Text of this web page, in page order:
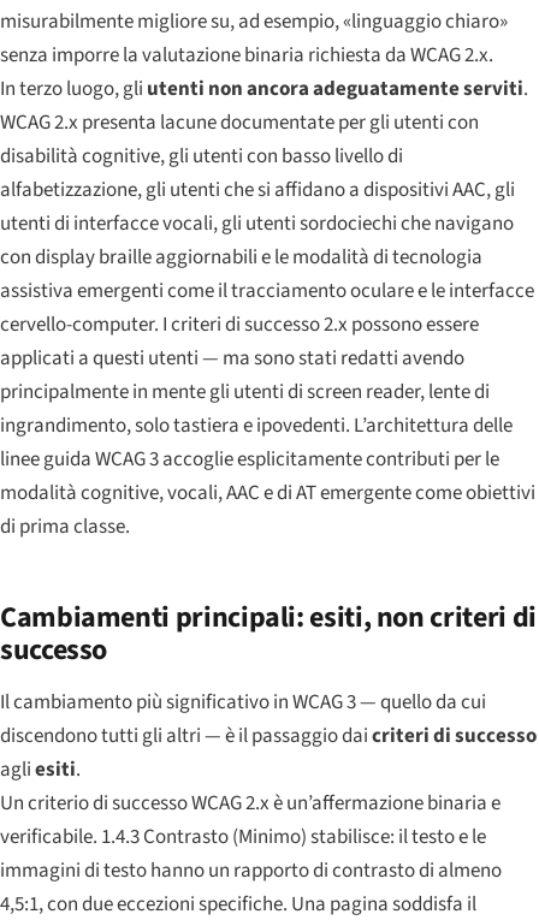
misurabilmente migliore su, ad esempio, «linguaggio chiaro»
senza imporre la valutazione binaria richiesta da WCAG 2.x.
In terzo luogo, gli utenti non ancora adeguatamente serviti.
WCAG 2.x presenta lacune documentate per gli utenti con
disabilità cognitive, gli utenti con basso livello di
alfabetizzazione, gli utenti che si affidano a dispositivi AAC, gli
utenti di interfacce vocali, gli utenti sordociechi che navigano
con display braille aggiornabili e le modalità di tecnologia
assistiva emergenti come il tracciamento oculare e le interfacce
cervello-computer. I criteri di successo 2.x possono essere
applicati a questi utenti — ma sono stati redatti avendo
principalmente in mente gli utenti di screen reader, lente di
ingrandimento, solo tastiera e ipovedenti. L’architettura delle
linee guida WCAG 3 accoglie esplicitamente contributi per le
modalità cognitive, vocali, AAC e di AT emergente come obiettivi
di prima classe.
Cambiamenti principali: esiti, non criteri di
successo
Il cambiamento più significativo in WCAG 3 — quello da cui
discendono tutti gli altri — è il passaggio daicriteri di successo
agliesiti.
Uncriterio di successoWCAG 2.x è un’affermazione binaria e
verificabile. 1.4.3 Contrasto (Minimo)stabilisce: il testo e le
immagini di testo hanno un rapporto di contrasto di almeno
4,5:1, con due eccezioni specifiche. Una pagina soddisfa il